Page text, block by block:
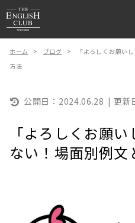
ホーム > ブログ >
「よろしくお願い
方法
公開日： 2024.06.28 更新
「よろしくお願
ない！場面別例文